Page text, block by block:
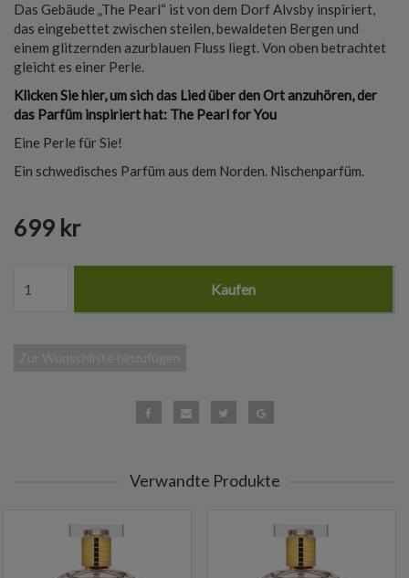
Das Gebäude „The Pearl“ ist von dem Dorf Alvsby inspiriert,
das eingebettet zwischen steilen, bewaldeten Bergen und
einem glitzernden azurblauen Fluss liegt. Von oben betrachtet
gleicht es einer Perle.
Klicken Sie hier, um sich das Lied über den Ort anzuhören, der
das Parfüm inspiriert hat: The Pearl for You
Eine Perle für Sie!
Ein schwedisches Parfüm aus dem Norden. Nischenparfüm.
699 kr
Kaufen
Verwandte Produkte